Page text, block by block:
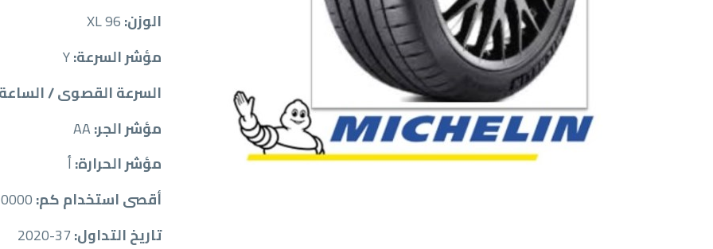
الوزن:
مؤشر السرعة:
السرعة القصوى /
مؤشر الجر:
مؤشر الحرارة:أ
أقصى استخدام كم:
تاريخ التداول:37-2020